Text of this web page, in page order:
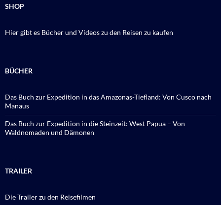
SHOP
Hier gibt es Bücher und Videos zu den Reisen zu kaufen
BÜCHER
Das Buch zur Expedition in das Amazonas-Tiefland: Von Cusco nach
Manaus
Das Buch zur Expedition in die Steinzeit: West Papua – Von
Waldnomaden und Dämonen
TRAILER
Die Trailer zu den Reisefilmen